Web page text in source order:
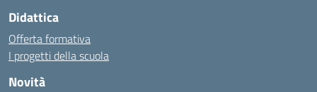
Didattica
Offerta formativa
I progetti della scuola
Novità